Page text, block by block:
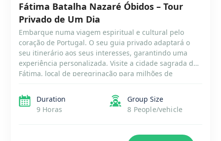
Fátima Batalha Nazaré Óbidos – Tour
Privado de Um Dia
Embarque numa viagem espiritual e cultural pelo
coração de Portugal. O seu guia privado adaptará o
seu itinerário aos seus interesses, garantindo uma
experiência personalizada. Visite a cidade sagrada de
Fátima, local de peregrinação para milhões de
arquitetura deslumbrante do Mosteiro da Batalha,
Património Mundial da UNESCO, […]
Duration
9 Horas
Group Size
8 People/vehicle